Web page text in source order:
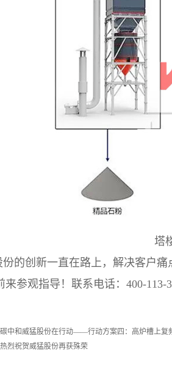
塔
份的创新一直在路上，解决客户
来参观指导！联系电话：400-113-
碳中和威猛股份在行动——行动方案四：高炉槽上复
热烈祝贺威猛股份再获殊荣